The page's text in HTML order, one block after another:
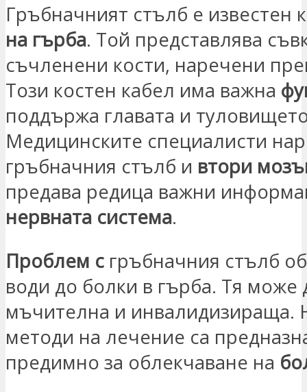
Гръбначният стълб е известен
на гърба. Той представлява
съчленени кости, наречени
Този костен кабел има важна
поддържа главата и
Медицинските специалисти
гръбначния стълб и втори
предава редица важни
нервната система.
Проблем с гръбначния стълб
води до болки в гърба. Тя може
мъчителна и инвалидизираща.
методи на лечение са
предимно за облекчаване на